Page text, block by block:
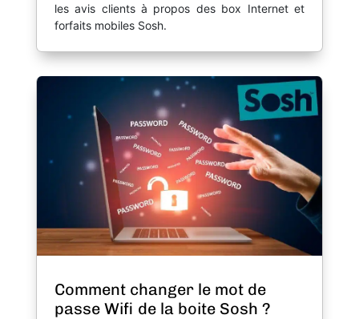
les avis clients à propos des box Internet et
forfaits mobiles Sosh.
Comment changer le mot de
passe Wifi de la boite Sosh ?